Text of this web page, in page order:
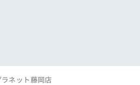
ラネット藤岡店